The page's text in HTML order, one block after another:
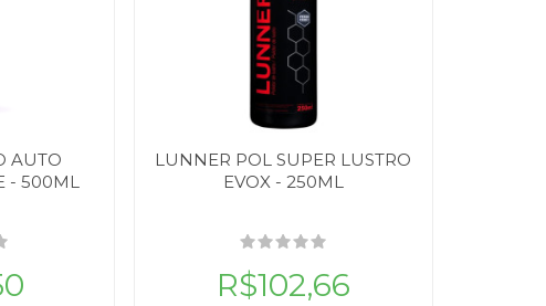
AUTO
- 500ML
LUNNER POL SUPER LUSTRO
EVOX - 250ML
R$102,66